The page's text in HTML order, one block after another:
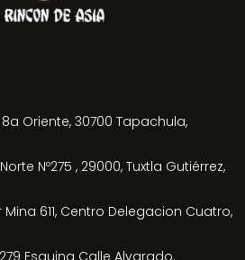
Oriente, 30700 Tapachula,
Nº275 , 29000, Tuxtla Gutiérrez,
611, Centro Delegacion Cuatro,